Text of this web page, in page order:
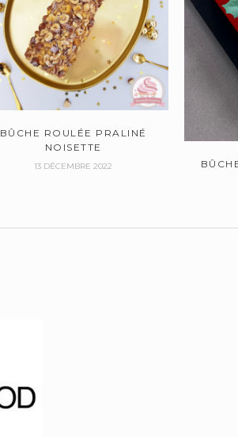
BÛCHE ROULÉE PRALINÉ
NOISETTE
13 DÉCEMBRE 2022